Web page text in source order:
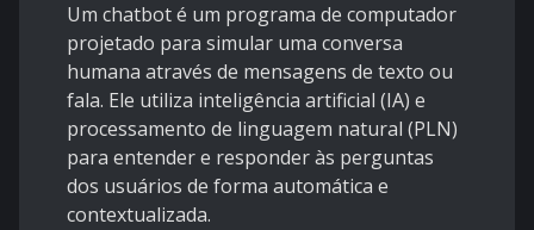
Um chatbot é um programa de computador
projetado para simular uma conversa
humana através de mensagens de texto ou
fala. Ele utiliza inteligência artificial (IA) e
processamento de linguagem natural (PLN)
para entender e responder às perguntas
dos usuários de forma automática e
contextualizada.